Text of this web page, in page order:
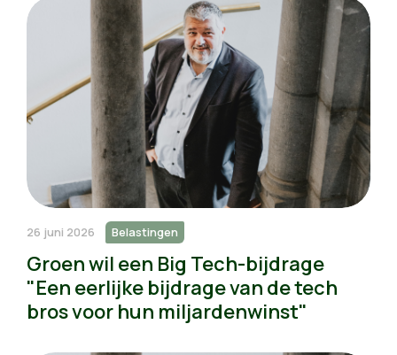
26 juni 2026 Belastingen
Groen wil een Big Tech-bijdrage
"Een eerlijke bijdrage van de tech
bros voor hun miljardenwinst"